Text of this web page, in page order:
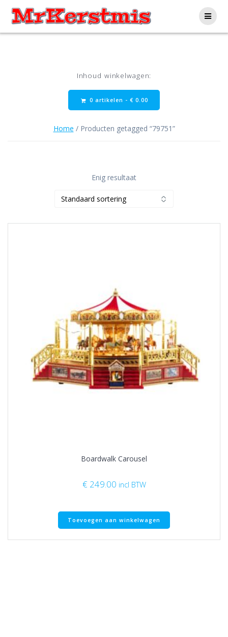
naar
de
inhoud
Inhoud winkelwagen:
0 artikelen - € 0.00
Home / Producten getagged “79751”
Enig resultaat
Boardwalk Carousel
€ 249.00 incl BTW
Toevoegen aan winkelwagen